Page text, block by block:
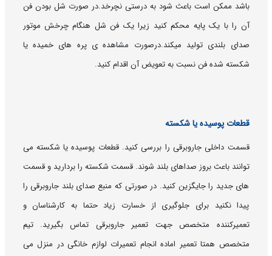
باشد ممکن است باعث شود به درستی نچرخد.در صورت شل بودن فن
آن را با یک پایه محکم کنید زیرا یک فن شل هنگام چرخش موتور
صدای بلندی تولید میکند.درصورت مشاهده ی پره های خمیده یا
شکسته شده فن نسبت به تعویض آن اقدام کنید.
قطعات پوسیده یا شکسته
قسمت داخلی جاروبرقی را بررسی کنید. قطعات پوسیده یا شکسته می
توانند باعث بروز صداهای بلند شوند. قسمت شکسته را بردارید و قسمت
های جدید را جایگزین کنید. در صورتی که منبع صدای بلند جاروبرقی را
پیدا نکنید برای جلوگیری از خسارت زیاد حتما به کارشناسان و
تعمیرکننده متخصص جهت تعمیر جاروبرقی تماس بگیرید. تیم
متخصص همتا تعمیر اماده انجام تعمیرات لوازم خانگی در منزل می